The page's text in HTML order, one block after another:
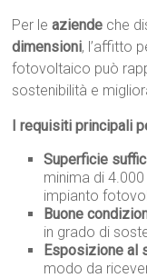
Per leaziende che
dimensioni, l’affitto
fotovoltaico può
sostenibilità e
I requisiti principali
Superficie
minima di
impianto
Buone
in grado di
Esposizione al
modo da